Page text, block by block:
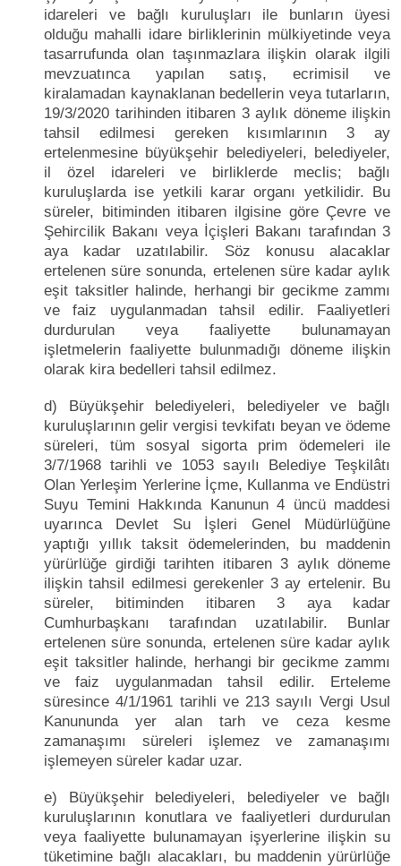
idareleri ve bağlı kuruluşları ile bunların üyesi
olduğu mahalli idare birliklerinin mülkiyetinde veya
tasarrufunda olan taşınmazlara ilişkin olarak ilgili
mevzuatınca yapılan satış, ecrimisil ve
kiralamadan kaynaklanan bedellerin veya tutarların,
19/3/2020 tarihinden itibaren 3 aylık döneme ilişkin
tahsil edilmesi gereken kısımlarının 3 ay
ertelenmesine büyükşehir belediyeleri, belediyeler,
il özel idareleri ve birliklerde meclis; bağlı
kuruluşlarda ise yetkili karar organı yetkilidir. Bu
süreler, bitiminden itibaren ilgisine göre Çevre ve
Şehircilik Bakanı veya İçişleri Bakanı tarafından 3
aya kadar uzatılabilir. Söz konusu alacaklar
ertelenen süre sonunda, ertelenen süre kadar aylık
eşit taksitler halinde, herhangi bir gecikme zammı
ve faiz uygulanmadan tahsil edilir. Faaliyetleri
durdurulan veya faaliyette bulunamayan
işletmelerin faaliyette bulunmadığı döneme ilişkin
olarak kira bedelleri tahsil edilmez.
d) Büyükşehir belediyeleri, belediyeler ve bağlı
kuruluşlarının gelir vergisi tevkifatı beyan ve ödeme
süreleri, tüm sosyal sigorta prim ödemeleri ile
3/7/1968 tarihli ve 1053 sayılı Belediye Teşkilâtı
Olan Yerleşim Yerlerine İçme, Kullanma ve Endüstri
Suyu Temini Hakkında Kanunun 4 üncü maddesi
uyarınca Devlet Su İşleri Genel Müdürlüğüne
yaptığı yıllık taksit ödemelerinden, bu maddenin
yürürlüğe girdiği tarihten itibaren 3 aylık döneme
ilişkin tahsil edilmesi gerekenler 3 ay ertelenir. Bu
süreler, bitiminden itibaren 3 aya kadar
Cumhurbaşkanı tarafından uzatılabilir. Bunlar
ertelenen süre sonunda, ertelenen süre kadar aylık
eşit taksitler halinde, herhangi bir gecikme zammı
ve faiz uygulanmadan tahsil edilir. Erteleme
süresince 4/1/1961 tarihli ve 213 sayılı Vergi Usul
Kanununda yer alan tarh ve ceza kesme
zamanaşımı süreleri işlemez ve zamanaşımı
işlemeyen süreler kadar uzar.
e) Büyükşehir belediyeleri, belediyeler ve bağlı
kuruluşlarının konutlara ve faaliyetleri durdurulan
veya faaliyette bulunamayan işyerlerine ilişkin su
tüketimine bağlı alacakları, bu maddenin yürürlüğe